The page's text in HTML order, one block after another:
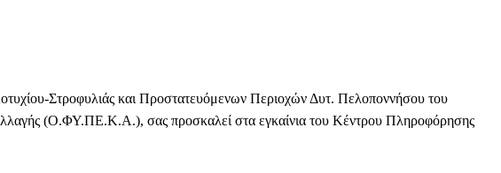
Στροφυλιάς και Προστατευόμενων Περιοχών Δυτ. Πελοποννήσου του
(Ο.ΦΥ.ΠΕ.Κ.Α.), σας προσκαλεί στα εγκαίνια του Κέντρου Πληροφόρησης